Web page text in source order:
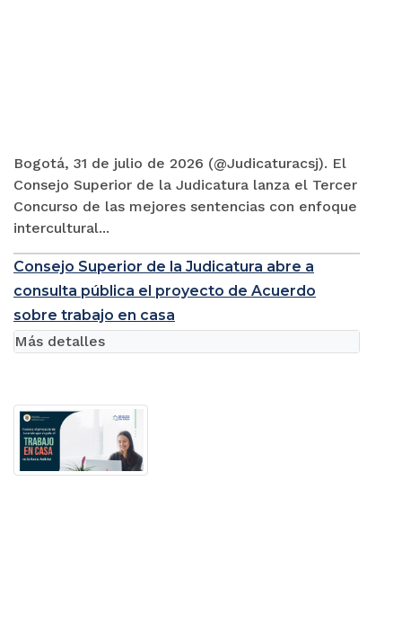
Bogotá, 31 de julio de 2026 (@Judicaturacsj). El
Consejo Superior de la Judicatura lanza el Tercer
Concurso de las mejores sentencias con enfoque
intercultural...
Consejo Superior de la Judicatura abre a
consulta pública el proyecto de Acuerdo
sobre trabajo en casa
Más detalles